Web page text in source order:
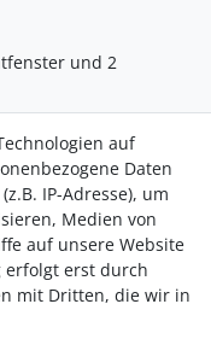
und 2
mit einer Stärke
mit einem
dadurch
diese
Unikat.
auf
Daten
IP-Adresse), um
Medien von
auf unsere Website
erfolgt erst durch
mit Dritten, die wir in